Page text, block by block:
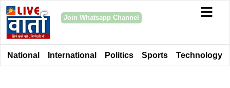
Join Whatsapp Channel
National International Politics Sports Technology